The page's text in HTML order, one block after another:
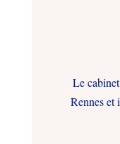
Le
Rennes et